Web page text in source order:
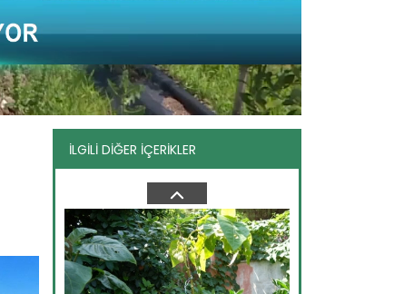
İLGİLİ DİĞER İÇERİKLER
Kars’ta "Taner" buğdayı ile...
Kars'ta Tarım ve Orman Bakanlığının
destekleriyle ekimi yapılan...
Devamını Oku ->